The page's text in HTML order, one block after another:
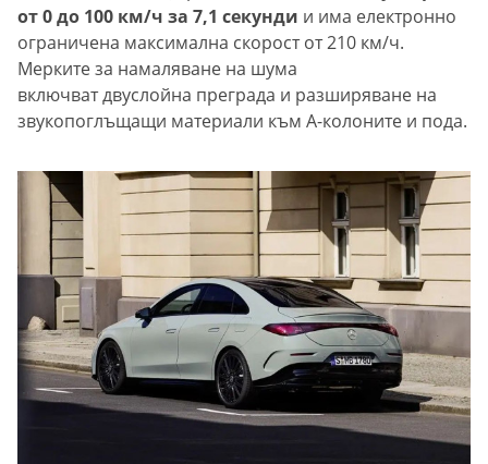
от 0 до 100 км/ч за 7,1 секунди и има електронно
ограничена максимална скорост от 210 км/ч.
Мерките за намаляване на шума
включват двуслойна преграда и разширяване на
звукопоглъщащи материали към А-колоните и пода.